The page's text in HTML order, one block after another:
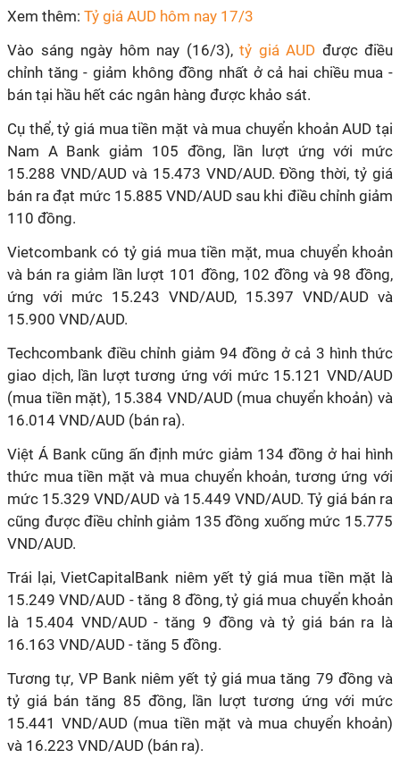
Xem thêm: Tỷ giá AUD hôm nay 17/3
Vào sáng ngày hôm nay (16/3), tỷ giá AUD được điều
chỉnh tăng - giảm không đồng nhất ở cả hai chiều mua -
bán tại hầu hết các ngân hàng được khảo sát.
Cụ thể, tỷ giá mua tiền mặt và mua chuyển khoản AUD tại
Nam A Bank giảm 105 đồng, lần lượt ứng với mức
15.288 VND/AUD và 15.473 VND/AUD. Đồng thời, tỷ giá
bán ra đạt mức 15.885 VND/AUD sau khi điều chỉnh giảm
110 đồng.
Vietcombank có tỷ giá mua tiền mặt, mua chuyển khoản
và bán ra giảm lần lượt 101 đồng, 102 đồng và 98 đồng,
ứng với mức 15.243 VND/AUD, 15.397 VND/AUD và
15.900 VND/AUD.
Techcombank điều chỉnh giảm 94 đồng ở cả 3 hình thức
giao dịch, lần lượt tương ứng với mức 15.121 VND/AUD
(mua tiền mặt), 15.384 VND/AUD (mua chuyển khoản) và
16.014 VND/AUD (bán ra).
Việt Á Bank cũng ấn định mức giảm 134 đồng ở hai hình
thức mua tiền mặt và mua chuyển khoản, tương ứng với
mức 15.329 VND/AUD và 15.449 VND/AUD. Tỷ giá bán ra
cũng được điều chỉnh giảm 135 đồng xuống mức 15.775
VND/AUD.
Trái lại, VietCapitalBank niêm yết tỷ giá mua tiền mặt là
15.249 VND/AUD - tăng 8 đồng, tỷ giá mua chuyển khoản
là 15.404 VND/AUD - tăng 9 đồng và tỷ giá bán ra là
16.163 VND/AUD - tăng 5 đồng.
Tương tự, VP Bank niêm yết tỷ giá mua tăng 79 đồng và
tỷ giá bán tăng 85 đồng, lần lượt tương ứng với mức
15.441 VND/AUD (mua tiền mặt và mua chuyển khoản)
và 16.223 VND/AUD (bán ra).